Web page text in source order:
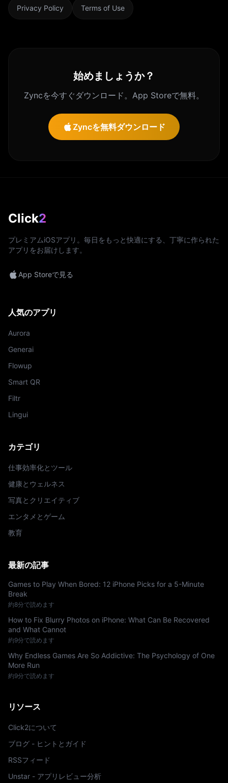
Privacy Policy Terms of Use
始めましょうか？
Zyncを今すぐダウンロード。App Storeで無料。
Zyncを無料ダウンロード
Click2
プレミアムiOSアプリ。毎日をもっと快適にする、丁寧に作られた
アプリをお届けします。
App Storeで見る
人気のアプリ
Aurora
Generai
Flowup
Smart QR
Filtr
Lingui
カテゴリ
仕事効率化とツール
健康とウェルネス
写真とクリエイティブ
エンタメとゲーム
教育
最新の記事
Games to Play When Bored: 12 iPhone Picks for a 5-Minute
Break
約8分で読めます
How to Fix Blurry Photos on iPhone: What Can Be Recovered
and What Cannot
約9分で読めます
Why Endless Games Are So Addictive: The Psychology of One
More Run
約9分で読めます
リソース
Click2について
ブログ - ヒントとガイド
RSSフィード
Unstar - アプリレビュー分析